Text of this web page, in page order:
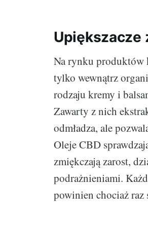
Upiększacze
Na rynku produktów
tylko wewnątrz
rodzaju kremy i
Zawarty z nich
odmładza, ale
Oleje CBD
zmiękczają zarost,
podrażnieniami.
powinien chociaż